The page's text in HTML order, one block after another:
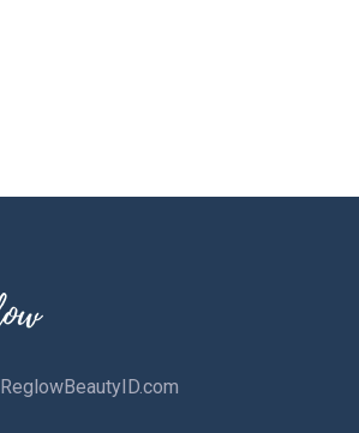
ReglowBeautyID.com